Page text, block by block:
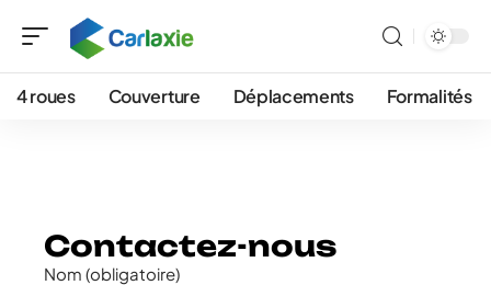
4 roues Couverture Déplacements Formalités
Contactez-nous
Nom (obligatoire)